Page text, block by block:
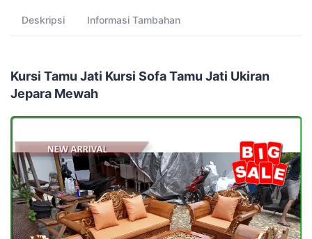
Deskripsi Informasi Tambahan
Kursi Tamu Jati Kursi Sofa Tamu Jati Ukiran
Jepara Mewah